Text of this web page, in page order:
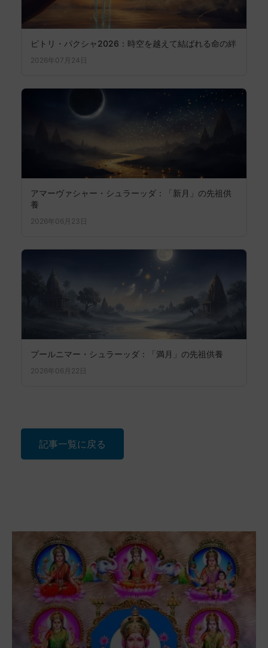
ピトリ・パクシャ2026：時空を越えて結ばれる命の絆
2026年07月24日
アマーヴァシャー・シュラーッダ：「新月」の先祖供
養
2026年06月23日
プールニマー・シュラーッダ：「満月」の先祖供養
2026年06月22日
記事一覧に戻る